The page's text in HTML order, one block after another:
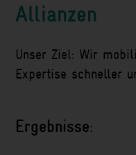
Allianzen
Unser Ziel: Wir
Expertise schneller
Ergebnisse: